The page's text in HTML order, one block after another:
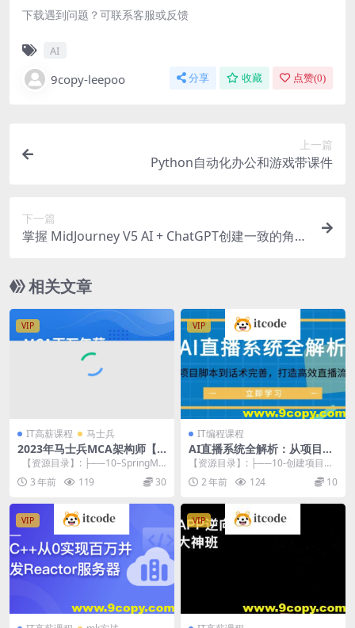
下载遇到问题？可联系客服或反馈
AI
9copy-leepoo 分享 收藏 点赞(0)
上一篇
Python自动化办公和游戏带课件
下一篇
掌握 MidJourney V5 AI + ChatGPT创建一致的角色
相关文章
VIP
IT高薪课程 马士兵
2023年马士兵MCA架构师【V
IP直播课】
【资源目录】: ├──10–SpringMV
C源码 NO.1964...
3 年前 119 30
VIP
IT编程课程
AI直播系统全解析：从项目脚
本到话术完善，打造高效直播
流程
【资源目录】: ├──10-创建项目脚
本.mp4 6.84M ├──11-完善话...
2 年前 124 10
VIP VIP